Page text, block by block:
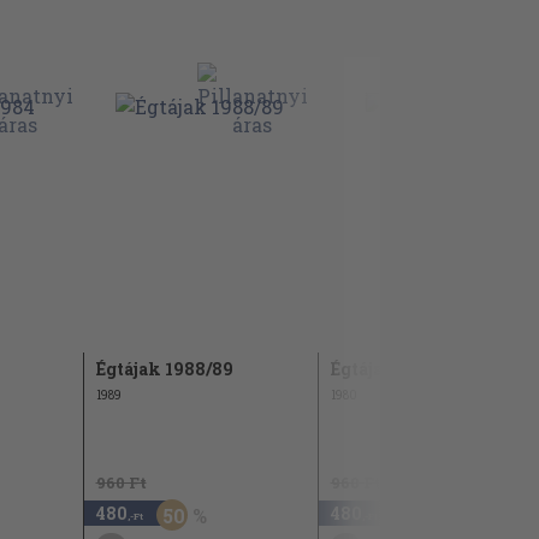
Égtájak 1988/89
1989
960 Ft
480 ,-Ft 50
Égtájak 1980